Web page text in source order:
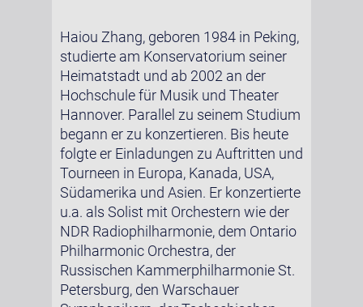
Haiou Zhang, geboren 1984 in Peking,
studierte am Konservatorium seiner
Heimatstadt und ab 2002 an der
Hochschule für Musik und Theater
Hannover. Parallel zu seinem Studium
begann er zu konzertieren. Bis heute
folgte er Einladungen zu Auftritten und
Tourneen in Europa, Kanada, USA,
Südamerika und Asien. Er konzertierte
u.a. als Solist mit Orchestern wie der
NDR Radiophilharmonie, dem Ontario
Philharmonic Orchestra, der
Russischen Kammerphilharmonie St.
Petersburg, den Warschauer